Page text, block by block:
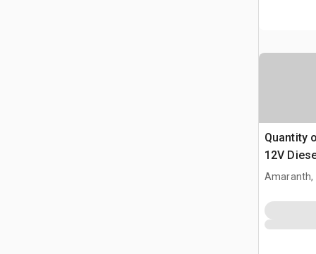
Quantity
12V
Pump
Amaranth,